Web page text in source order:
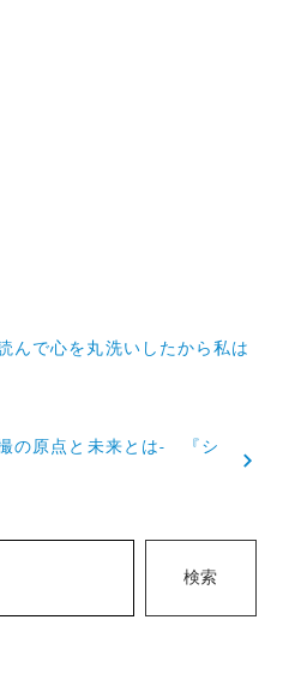
んで心を丸洗いしたから私は
の原点と未来とは- 『シ
検索